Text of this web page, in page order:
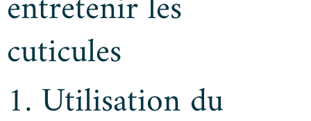
cuticules
1. Utilisation du